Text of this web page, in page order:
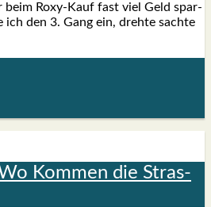
beim Roxy-Kauf fast viel Geld spar­
den 3. Gang ein, dreh­te sach­te
Kom­men die Stras­